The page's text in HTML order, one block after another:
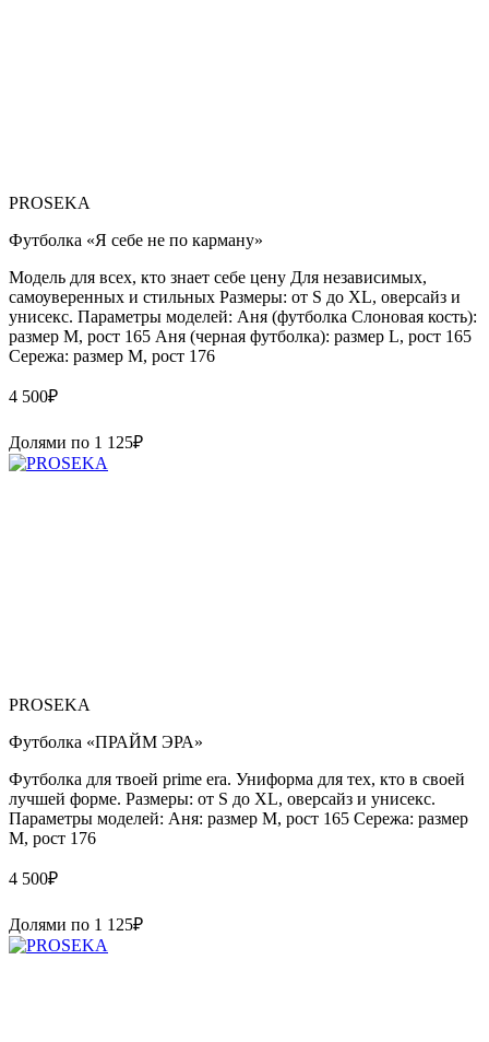
PROSEKA
Футболка «Я себе не по карману»
Модель для всех, кто знает себе цену Для независимых,
самоуверенных и стильных Размеры: от S до XL, оверсайз и
унисекс. Параметры моделей: Аня (футболка Слоновая кость):
размер М, рост 165 Аня (черная футболка): размер L, рост 165
Сережа: размер M, рост 176
4 500₽
Долями по 1 125₽
PROSEKA
Футболка «ПРАЙМ ЭРА»
Футболка для твоей prime era. Униформа для тех, кто в своей
лучшей форме. Размеры: от S до XL, оверсайз и унисекс.
Параметры моделей: Аня: размер М, рост 165 Сережа: размер
M, рост 176
4 500₽
Долями по 1 125₽